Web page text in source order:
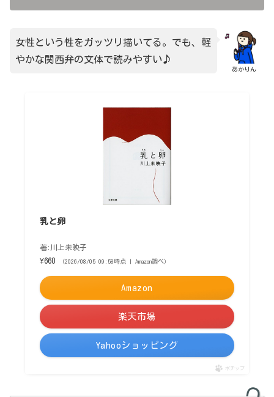
あかりん
女性という性をガッツリ描いてる。でも、軽
やかな関西弁の文体で読みやすい♪
乳と卵
著:川上未映子
¥660
（2026/08/05 09:58時点 | Amazon調べ）
Amazon
楽天市場
Yahooショッピング
ポチップ